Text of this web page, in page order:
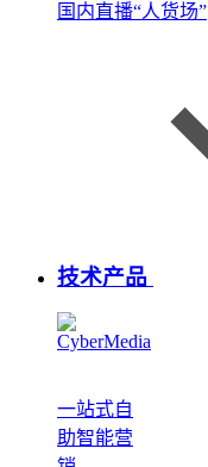
国内直播“人货场”
技术产品
一站式自
助智能营